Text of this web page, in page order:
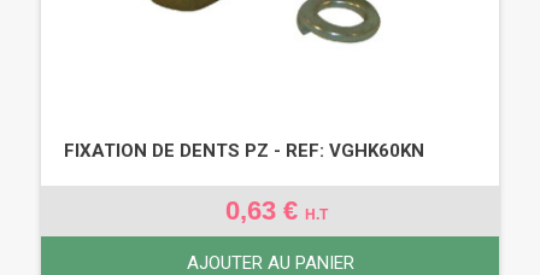
FIXATION DE DENTS PZ - REF: VGHK60KN
0,63 € H.T
AJOUTER AU PANIER